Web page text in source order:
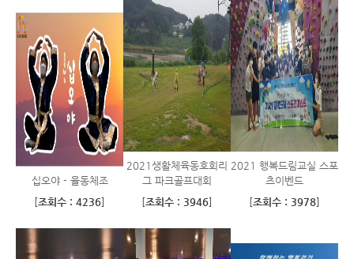
십오야 - 율동체조
[조회수 : 4236]
2021생활체육동호회리
그 파크골프대회
[조회수 : 3946]
2021 행복드림교실 스포
츠이벤드
[조회수 : 3978]